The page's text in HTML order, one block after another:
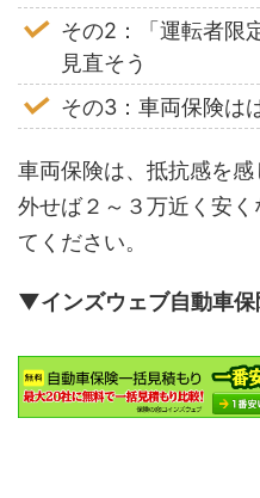
その2：「運転者限
見直そう
その3：車両保険は
車両保険は、抵抗感を感
外せば２～３万近く安
てください。
▼インズウェブ自動車保